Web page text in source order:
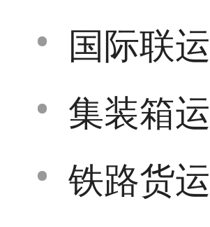
国际联运
集装箱
铁路货